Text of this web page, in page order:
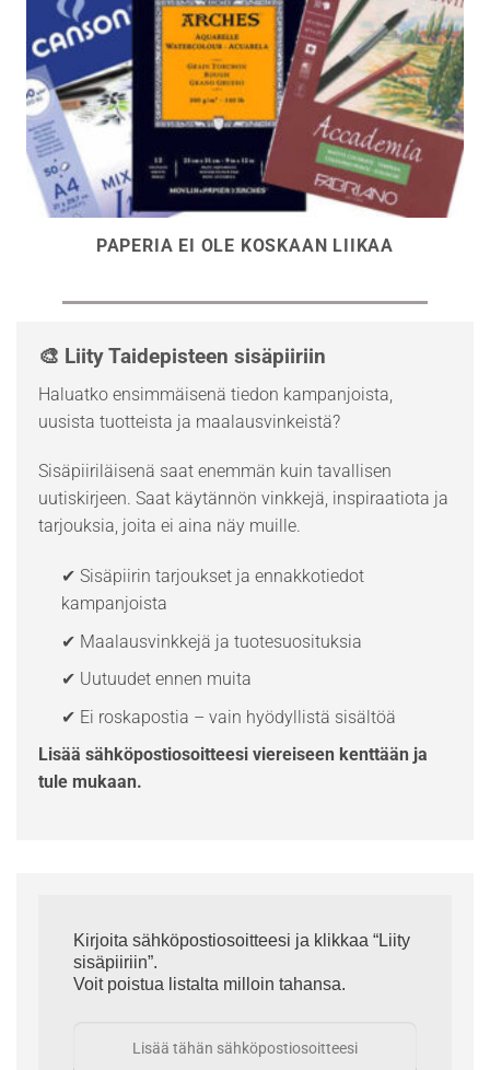
PAPERIA EI OLE KOSKAAN LIIKAA
🎨 Liity Taidepisteen sisäpiiriin
Haluatko ensimmäisenä tiedon kampanjoista,
uusista tuotteista ja maalausvinkeistä?
Sisäpiiriläisenä saat enemmän kuin tavallisen
uutiskirjeen. Saat käytännön vinkkejä, inspiraatiota ja
tarjouksia, joita ei aina näy muille.
✔ Sisäpiirin tarjoukset ja ennakkotiedot
kampanjoista
✔ Maalausvinkkejä ja tuotesuosituksia
✔ Uutuudet ennen muita
✔ Ei roskapostia – vain hyödyllistä sisältöä
Lisää sähköpostiosoitteesi viereiseen kenttään ja
tule mukaan.
Kirjoita sähköpostiosoitteesi ja klikkaa “Liity
sisäpiiriin”.
Voit poistua listalta milloin tahansa.